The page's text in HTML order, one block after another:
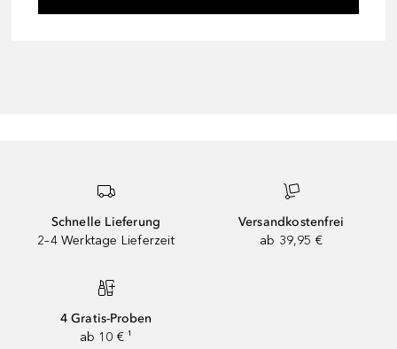
Schnelle Lieferung
2–4 Werktage Lieferzeit
Versandkostenfrei
ab 39,95 €
4 Gratis-Proben
ab 10 € ¹